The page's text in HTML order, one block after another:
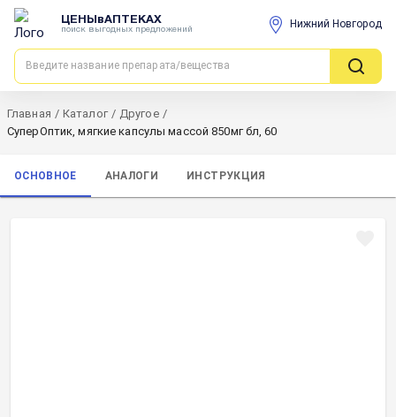
ЦЕНЫвАПТЕКАХ
поиск выгодных предложений Нижний Новгород
Главная / Каталог / Другое /
СуперОптик, мягкие капсулы массой 850мг бл, 60
ОСНОВНОЕ АНАЛОГИ ИНСТРУКЦИЯ